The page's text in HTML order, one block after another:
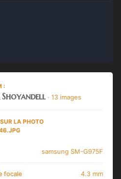
:
· 13 images
LA PHOTO
samsung SM-G975F
focale 4.3 mm